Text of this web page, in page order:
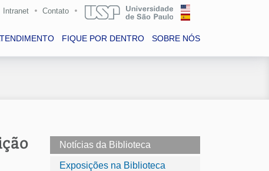
Intranet Contato
FIQUE POR DENTRO SOBRE NÓS
Notícias da Biblioteca
Exposições na Biblioteca